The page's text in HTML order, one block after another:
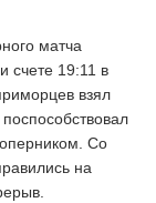
матча
счете 19:11 в
взял
Со
на